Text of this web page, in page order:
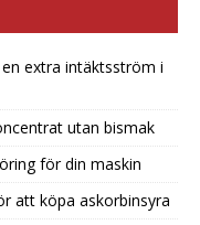
extra intäktsström i
utan bismak
för din maskin
att köpa askorbinsyra